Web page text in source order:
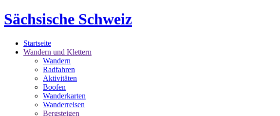
Sächsische Schweiz
Startseite
Wandern und Klettern
Wandern
Radfahren
Aktivitäten
Boofen
Wanderkarten
Wanderreisen
Bergsteigen